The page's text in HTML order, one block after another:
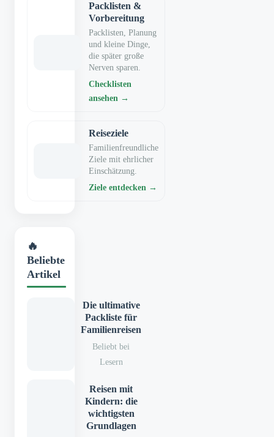
Packlisten &
Vorbereitung
Packlisten, Planung
und kleine Dinge,
die später große
Nerven sparen.
Checklisten
ansehen →
Reiseziele
Familienfreundliche
Ziele mit ehrlicher
Einschätzung.
Ziele entdecken →
🔥
Beliebte
Artikel
Die ultimative
Packliste für
Familienreisen
Beliebt bei
Lesern
Reisen mit
Kindern: die
wichtigsten
Grundlagen